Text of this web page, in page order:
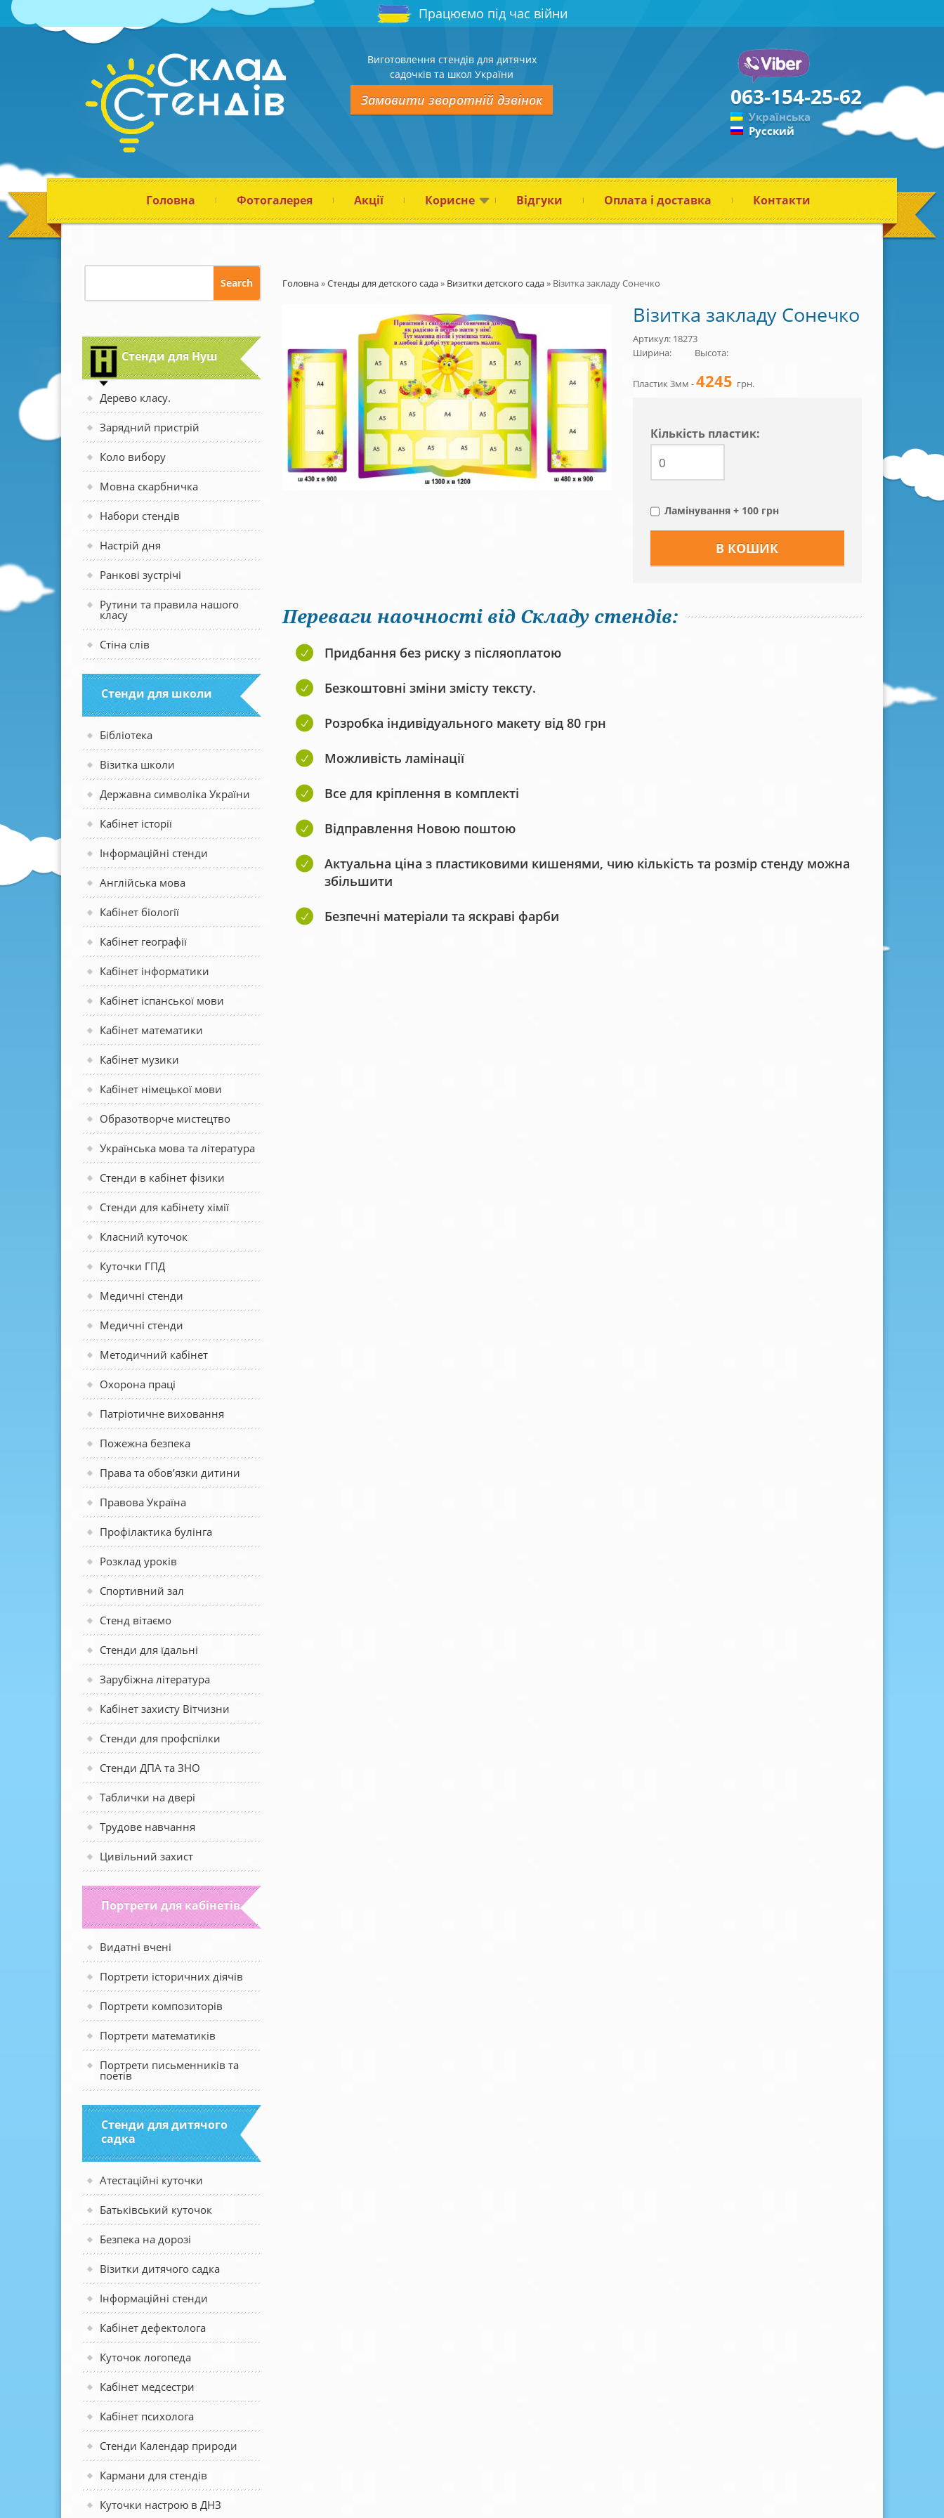
Працюємо під час війни
Виготовлення стендів для дитячих
садочків та школ України
Замовити зворотній дзвінок 063-154-25-62
Українська
Русский
Головна Фотогалерея Акції Корисне Відгуки Оплата і доставка Контакти
Стенди для Нуш
Дерево класу.
Зарядний пристрій
Коло вибору
Мовна скарбничка
Набори стендів
Настрій дня
Ранкові зустрічі
Рутини та правила нашого
класу
Стіна слів
Стенди для школи
Бібліотека
Візитка школи
Державна символіка України
Кабінет історії
Інформаційні стенди
Англійська мова
Кабінет біології
Кабінет географії
Кабінет інформатики
Кабінет іспанської мови
Кабінет математики
Кабінет музики
Кабінет німецької мови
Образотворче мистецтво
Українська мова та література
Стенди в кабінет фізики
Стенди для кабінету хімії
Класний куточок
Куточки ГПД
Медичні стенди
Медичні стенди
Методичний кабінет
Охорона праці
Патріотичне виховання
Пожежна безпека
Права та обов’язки дитини
Правова Україна
Профілактика булінга
Розклад уроків
Спортивний зал
Стенд вітаємо
Стенди для їдальні
Зарубіжна література
Кабінет захисту Вітчизни
Стенди для профспілки
Стенди ДПА та ЗНО
Таблички на двері
Трудове навчання
Цивільний захист
Портрети для кабінетів
Видатні вчені
Портрети історичних діячів
Портрети композиторів
Портрети математиків
Портрети письменників та
поетів
Стенди для дитячого
садка
Атестаційні куточки
Батьківський куточок
Безпека на дорозі
Візитки дитячого садка
Інформаційні стенди
Кабінет дефектолога
Куточок логопеда
Кабінет медсестри
Кабінет психолога
Стенди Календар природи
Кармани для стендів
Куточки настрою в ДНЗ
Головна»Стенды для детского сада» Визитки детского сада» Візитка закладу Сонечко
Візитка закладу Сонечко
Артикул: 18273
Ширина:
Высота:
Пластик 3мм -4245 грн.
Кiлькiсть пластик:
Ламінування + 100 грн
Переваги наочності від Складу стендів:
Придбання без риску з післяоплатою
Безкоштовні зміни змісту тексту.
Розробка індивідуального макету від 80 грн
Можливість ламінації
Все для кріплення в комплекті
Відправлення Новою поштою
Актуальна ціна з пластиковими кишенями, чию кількість та розмір стенду можна
збільшити
Безпечні матеріали та яскраві фарби